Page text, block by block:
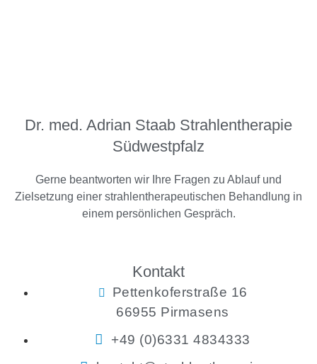
Dr. med. Adrian Staab Strahlentherapie
Südwestpfalz
Gerne beantworten wir Ihre Fragen zu Ablauf und
Zielsetzung einer strahlentherapeutischen Behandlung in
einem persönlichen Gespräch.
Kontakt
Pettenkoferstraße 16
66955 Pirmasens
+49 (0)6331 4834333